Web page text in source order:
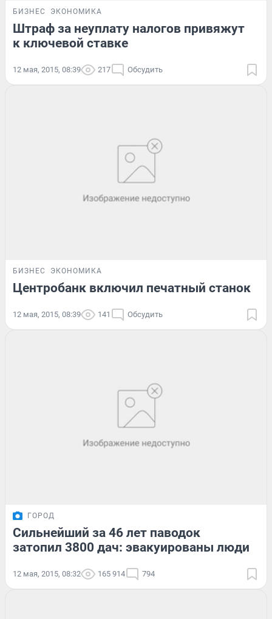
БИЗНЕС ЭКОНОМИКА
Штраф за неуплату налогов привяжут
к ключевой ставке
12 мая, 2015, 08:39 217 Обсудить
БИЗНЕС ЭКОНОМИКА
Центробанк включил печатный станок
12 мая, 2015, 08:39 141 Обсудить
ГОРОД
Сильнейший за 46 лет паводок
затопил 3800 дач: эвакуированы люди
12 мая, 2015, 08:32 165 914 794